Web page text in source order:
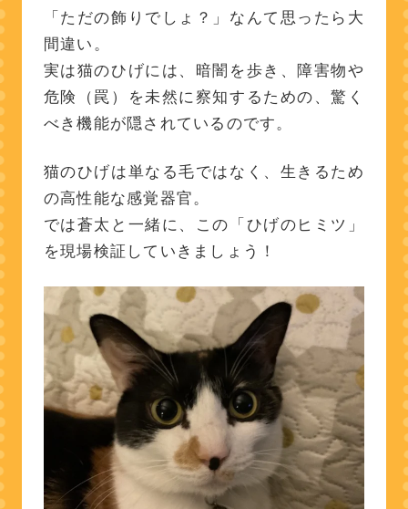
「ただの飾りでしょ？」なんて思ったら大
間違い。
実は猫のひげには、暗闇を歩き、障害物や
危険（罠）を未然に察知するための、驚く
べき機能が隠されているのです。
猫のひげは単なる毛ではなく、生きるため
の高性能な感覚器官。
では蒼太と一緒に、この「ひげのヒミツ」
を現場検証していきましょう！